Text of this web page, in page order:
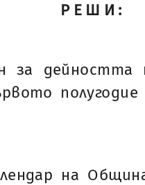
РЕШИ:
за
на